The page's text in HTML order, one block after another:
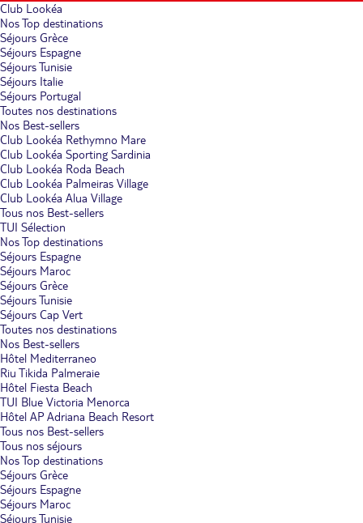
Club Lookéa
Nos Top destinations
Séjours Grèce
Séjours Espagne
Séjours Tunisie
Séjours Italie
Séjours Portugal
Toutes nos destinations
Nos Best-sellers
Club Lookéa Rethymno Mare
Club Lookéa Sporting Sardinia
Club Lookéa Roda Beach
Club Lookéa Palmeiras Village
Club Lookéa Alua Village
Tous nos Best-sellers
TUI Sélection
Nos Top destinations
Séjours Espagne
Séjours Maroc
Séjours Grèce
Séjours Tunisie
Séjours Cap Vert
Toutes nos destinations
Nos Best-sellers
Hôtel Mediterraneo
Riu Tikida Palmeraie
Hôtel Fiesta Beach
TUI Blue Victoria Menorca
Hôtel AP Adriana Beach Resort
Tous nos Best-sellers
Tous nos séjours
Nos Top destinations
Séjours Grèce
Séjours Espagne
Séjours Maroc
Séjours Tunisie